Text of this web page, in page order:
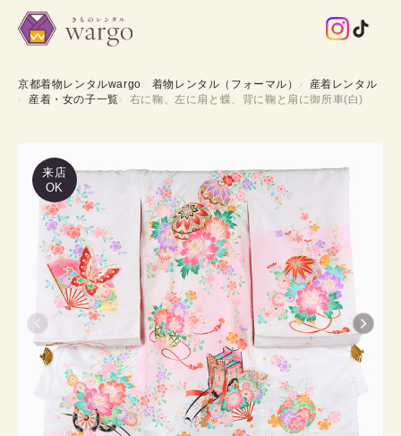
京都着物レンタルwargo 着物レンタル（フォーマル）
産着レンタル
産着・女の子一覧
右に鞠、左に扇と蝶、背に鞠と扇に御所車(白)
来店
OK